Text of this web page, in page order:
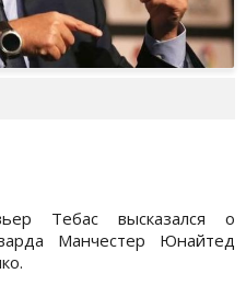
Тебас высказался о
Манчестер Юнайтед